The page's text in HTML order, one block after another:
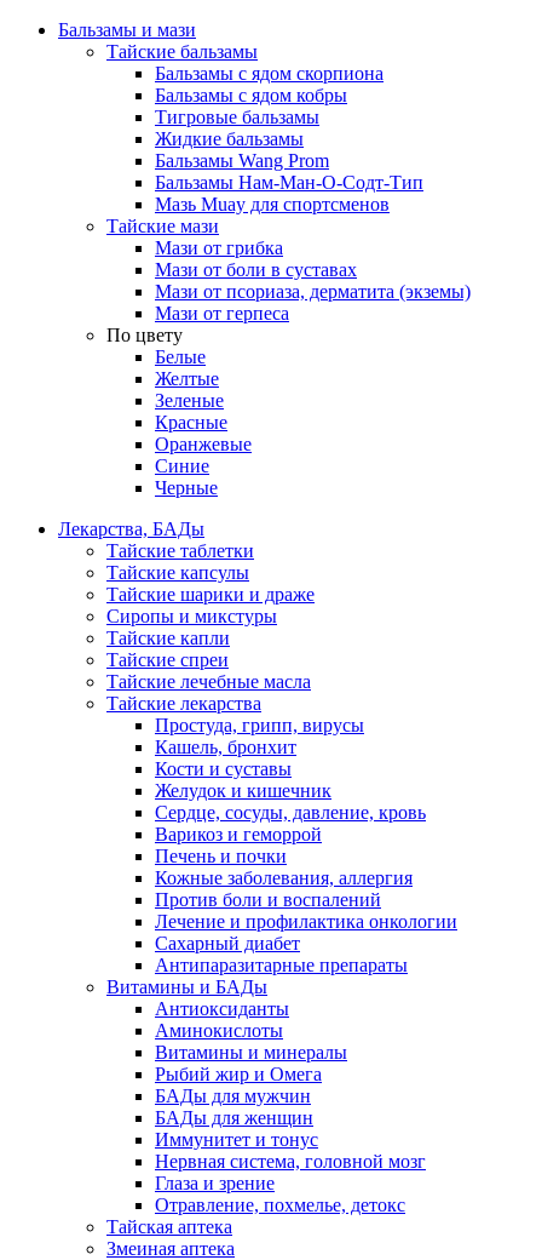
Бальзамы и мази
Тайские бальзамы
Бальзамы с ядом скорпиона
Бальзамы с ядом кобры
Тигровые бальзамы
Жидкие бальзамы
Бальзамы Wang Prom
Бальзамы Нам-Ман-О-Содт-Тип
Мазь Muay для спортсменов
Тайские мази
Мази от грибка
Мази от боли в суставах
Мази от псориаза, дерматита (экземы)
Мази от герпеса
По цвету
Белые
Желтые
Зеленые
Красные
Оранжевые
Синие
Черные
Лекарства, БАДы
Тайские таблетки
Тайские капсулы
Тайские шарики и драже
Сиропы и микстуры
Тайские капли
Тайские спреи
Тайские лечебные масла
Тайские лекарства
Простуда, грипп, вирусы
Кашель, бронхит
Кости и суставы
Желудок и кишечник
Сердце, сосуды, давление, кровь
Варикоз и геморрой
Печень и почки
Кожные заболевания, аллергия
Против боли и воспалений
Лечение и профилактика онкологии
Сахарный диабет
Антипаразитарные препараты
Витамины и БАДы
Антиоксиданты
Аминокислоты
Витамины и минералы
Рыбий жир и Омега
БАДы для мужчин
БАДы для женщин
Иммунитет и тонус
Нервная система, головной мозг
Глаза и зрение
Отравление, похмелье, детокс
Тайская аптека
Змеиная аптека